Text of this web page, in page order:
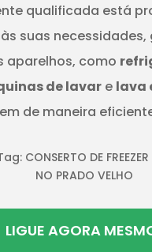
qualificada está
suas
aparelhos, como
de lavar e lava
de maneira
CONSERTO DE
NO PRADO VELHO
LIGUE AGORA